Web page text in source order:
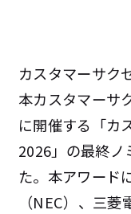
カスタマーサク
本カスタマーサ
に開催する「カ
2026」の最終ノ
た。本アワード
（NEC）、三